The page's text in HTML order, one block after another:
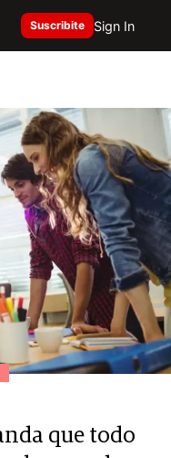
Suscribite Sign In
que todo